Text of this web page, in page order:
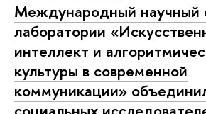
Международный научный
лаборатории
интеллект и
культуры в современной
коммуникации»